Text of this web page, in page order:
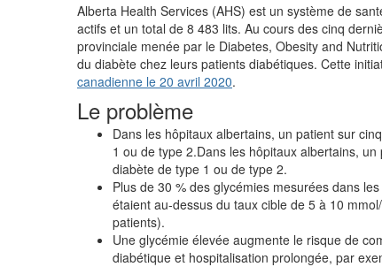
Alberta Health Services (AHS) est un système de
actifs et un total de 8 483 lits. Au cours des cinq
provinciale menée par le Diabetes, Obesity and
du diabète chez leurs patients diabétiques. Cette
canadienne le 20 avril 2020.
Le problème
Dans les hôpitaux albertains, un patient sur
1 ou de type 2.Dans les hôpitaux albertains,
diabète de type 1 ou de type 2.
Plus de 30 % des glycémies mesurées dans
étaient au-dessus du taux cible de 5 à 10
patients).
Une glycémie élevée augmente le risque de
diabétique et hospitalisation prolongée, par